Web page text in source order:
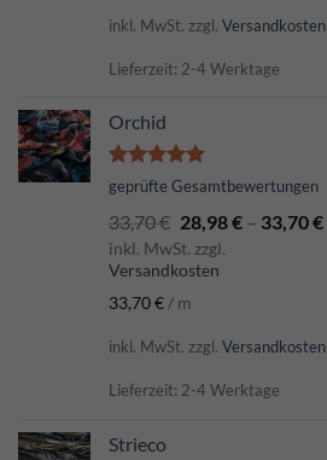
inkl. MwSt. zzgl. Versandkosten
Lieferzeit: 2-4 Werktage
Orchid
Bewertet
von 5
geprüfte Gesamtbewertungen
33,70€ 28,98€– 33,70€
inkl. MwSt. zzgl.
Versandkosten
33,70€ / m
inkl. MwSt. zzgl. Versandkosten
Lieferzeit: 2-4 Werktage
Strieco